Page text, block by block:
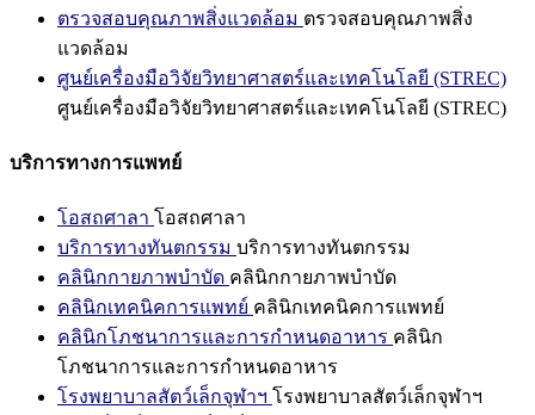
ตรวจสอบคุณภาพสิ่งแวดล้อม ตรวจสอบคุณภาพสิ่ง
แวดล้อม
ศูนย์เครื่องมือวิจัยวิทยาศาสตร์และเทคโนโลยี (STREC)
ศูนย์เครื่องมือวิจัยวิทยาศาสตร์และเทคโนโลยี (STREC)
บริการทางการแพทย์
โอสถศาลา โอสถศาลา
บริการทางทันตกรรม บริการทางทันตกรรม
คลินิกกายภาพบำบัด คลินิกกายภาพบำบัด
คลินิกเทคนิคการแพทย์ คลินิกเทคนิคการแพทย์
คลินิกโภชนาการและการกำหนดอาหาร คลินิก
โภชนาการและการกำหนดอาหาร
โรงพยาบาลสัตว์เล็กจุฬาฯ โรงพยาบาลสัตว์เล็กจุฬาฯ